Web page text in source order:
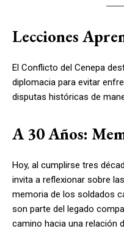
Lecciones
El Conflicto del Cenepa
diplomacia para evitar
disputas históricas de
A 30 Años:
Hoy, al cumplirse tres
invita a reflexionar sobre
memoria de los soldados
son parte del legado
camino hacia una relación